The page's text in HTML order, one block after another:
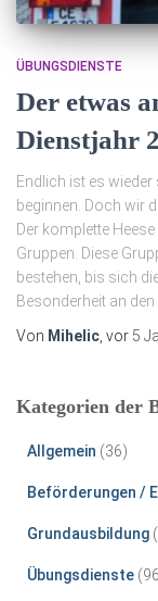
ÜBUNGSDIENSTE
Der etwas
Dienstjahr
Endlich ist es
beginnen. Doch wir
Der komplette
Gruppen. Diese
bestehen, bis sich
Besonderheit an
Von Mihelic , vor 5
Kategorien der
Allgemein (36)
Beförderungen /
Grundausbildung
Übungsdienste